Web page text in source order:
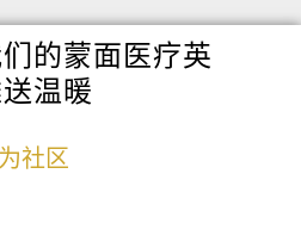
的蒙面医疗英
温暖
为社区